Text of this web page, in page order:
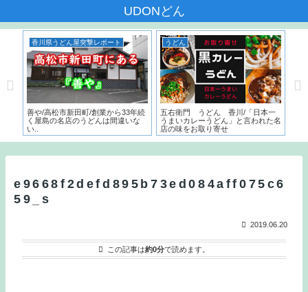
UDONどん
香川県うどん屋突撃レポート
善や/高松市新田町/創業から33年続
く屋島の名店のうどんは間違いな
い..
うどん
五右衛門 うどん 香川/「日本一
うまいカレーうどん」と言われた名
店の味をお取り寄せ
e9668f2defd895b73ed084aff075c6
59_s
2019.06.20
この記事は約0分で読めます。